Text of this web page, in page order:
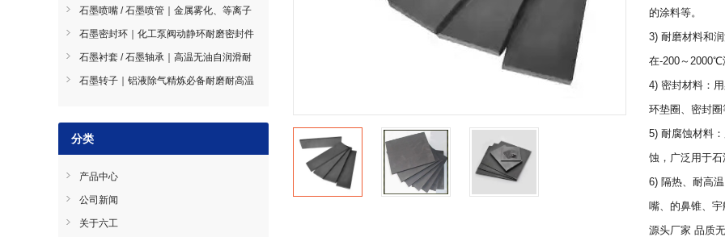
的涂料等。
3) 耐磨材料和
在-200～2000℃
4) 密封材料：
环垫圈、密封圈
5) 耐腐蚀材料
蚀，广泛用于
6) 隔热、耐高
嘴、的鼻锥、
源头厂家 品质
工况选型全指南
石墨喷嘴 / 石墨喷管｜金属雾化、等离子
喷涂耐磨导流件石墨喷嘴
石墨密封环｜化工泵阀动静环耐磨密封件
石墨密封环
石墨衬套 / 石墨轴承｜高温无油自润滑耐
磨轴套石墨衬套 / 石墨轴承
石墨转子｜铝液除气精炼必备耐磨耐高温
分类
产品中心
公司新闻
关于六工